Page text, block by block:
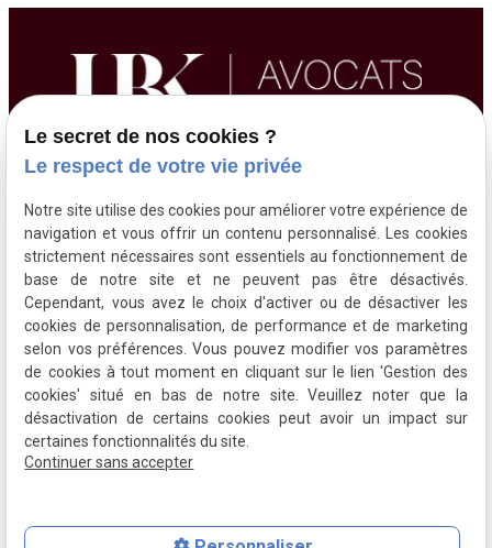
149 rue de Rome
75017 Paris
Plan du site Mentions légales
Politique de confidentialité
Le secret de nos cookies ?
Le respect de votre vie privée
Notre site utilise des cookies pour améliorer votre expérience de
navigation et vous offrir un contenu personnalisé. Les cookies
strictement nécessaires sont essentiels au fonctionnement de
base de notre site et ne peuvent pas être désactivés.
Cependant, vous avez le choix d'activer ou de désactiver les
cookies de personnalisation, de performance et de marketing
selon vos préférences. Vous pouvez modifier vos paramètres
de cookies à tout moment en cliquant sur le lien 'Gestion des
cookies' situé en bas de notre site. Veuillez noter que la
désactivation de certains cookies peut avoir un impact sur
certaines fonctionnalités du site.
Continuer sans accepter